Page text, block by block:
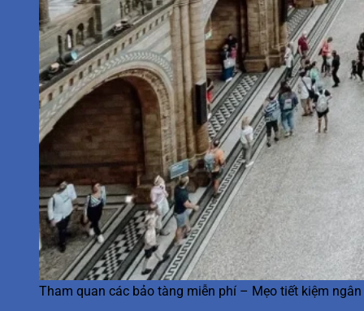
Tham quan các bảo tàng miễn phí – Mẹo tiết kiệm